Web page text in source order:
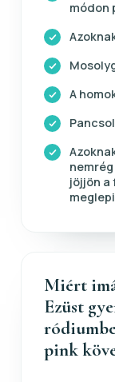
módon
A
jöjjön a
Miért
Ezüst
pink